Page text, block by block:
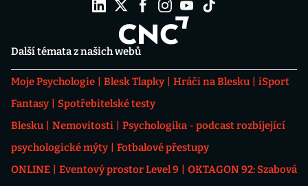
Další témata z našich webů
Moje Psychologie Blesk Tlapky Hráči na Blesku
iSport
Fantasy
Spotřebitelské testy
Blesku
Nemovitosti
Psychologika - podcast rozbíjející
psychologické mýty
Fotbalové přestupy
ONLINE
Eventový prostor Level 9
OKTAGON 92: Szabová